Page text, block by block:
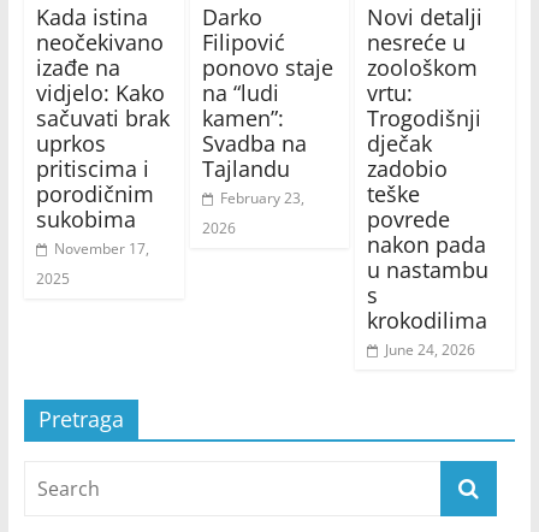
Kada istina
neočekivano
izađe na
vidjelo: Kako
sačuvati brak
uprkos
pritiscima i
porodičnim
sukobima
November 17,
2025
Darko
Filipović
ponovo staje
na “ludi
kamen”:
Svadba na
Tajlandu
February 23,
2026
Novi detalji
nesreće u
zoološkom
vrtu:
Trogodišnji
dječak
zadobio
teške
povrede
nakon pada
u nastambu
s
krokodilima
June 24, 2026
Pretraga